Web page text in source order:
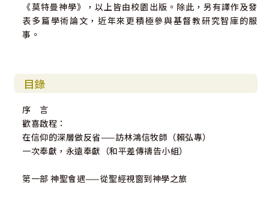
《莫特曼神學》，以上皆由校園出版。除此，另有譯作及發
表多篇學術論文，近年來更積極參與基督教研究智庫的服
事。
目錄
序 言
歡喜啟程：
在信仰的深層做反省——訪林鴻信牧師（賴弘專）
一次奉獻，永遠奉獻（和平差傳禱告小組）
第一部 神聖會遇——從聖經視窗到神學之旅